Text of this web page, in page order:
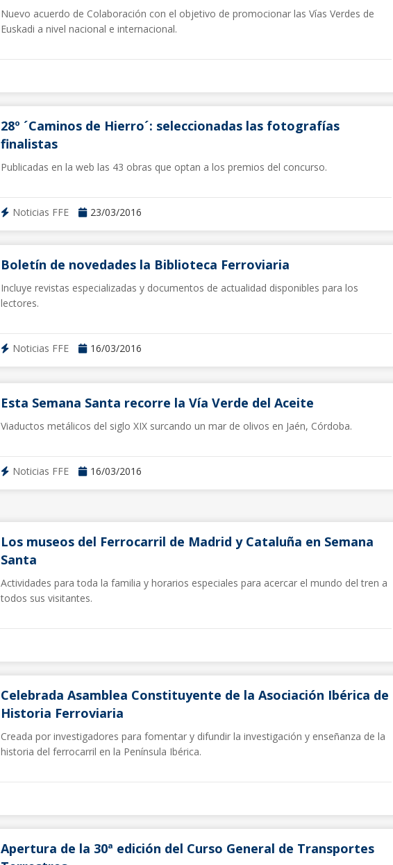
Nuevo acuerdo de Colaboración con el objetivo de promocionar las Vías Verdes de
Euskadi a nivel nacional e internacional.
28º ´Caminos de Hierro´: seleccionadas las fotografías
finalistas
Publicadas en la web las 43 obras que optan a los premios del concurso.
Noticias FFE 23/03/2016
Boletín de novedades la Biblioteca Ferroviaria
Incluye revistas especializadas y documentos de actualidad disponibles para los
lectores.
Noticias FFE 16/03/2016
Esta Semana Santa recorre la Vía Verde del Aceite
Viaductos metálicos del siglo XIX surcando un mar de olivos en Jaén, Córdoba.
Noticias FFE 16/03/2016
Los museos del Ferrocarril de Madrid y Cataluña en Semana
Santa
Actividades para toda la familia y horarios especiales para acercar el mundo del tren a
todos sus visitantes.
Celebrada Asamblea Constituyente de la Asociación Ibérica de
Historia Ferroviaria
Creada por investigadores para fomentar y difundir la investigación y enseñanza de la
historia del ferrocarril en la Península Ibérica.
Apertura de la 30ª edición del Curso General de Transportes